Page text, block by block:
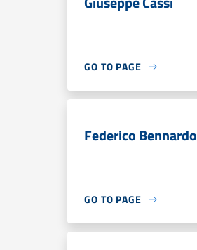
GO TO PAGE
Federico Bennardo
GO TO PAGE